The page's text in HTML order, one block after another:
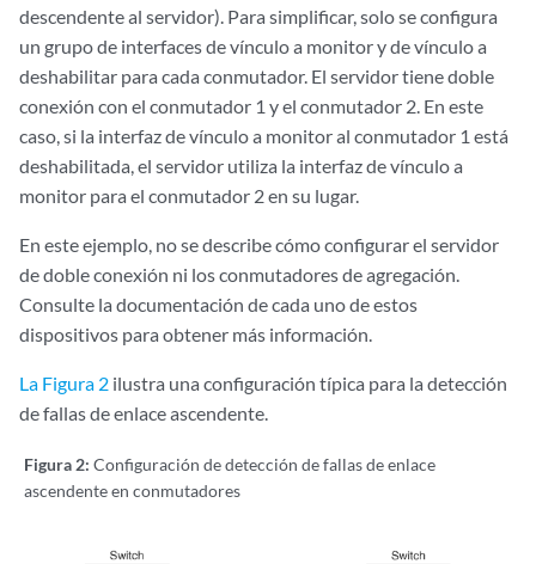
descendente al servidor). Para simplificar, solo se configura
un grupo de interfaces de vínculo a monitor y de vínculo a
deshabilitar para cada conmutador. El servidor tiene doble
conexión con el conmutador 1 y el conmutador 2. En este
caso, si la interfaz de vínculo a monitor al conmutador 1 está
deshabilitada, el servidor utiliza la interfaz de vínculo a
monitor para el conmutador 2 en su lugar.
En este ejemplo, no se describe cómo configurar el servidor
de doble conexión ni los conmutadores de agregación.
Consulte la documentación de cada uno de estos
dispositivos para obtener más información.
La Figura 2 ilustra una configuración típica para la detección
de fallas de enlace ascendente.
Figura 2: Configuración de detección de fallas de enlace
ascendente en conmutadores